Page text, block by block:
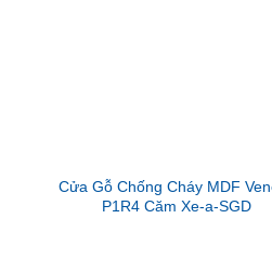
Cửa Gỗ Chống Cháy MDF
P1R4 Căm Xe-a-SGD